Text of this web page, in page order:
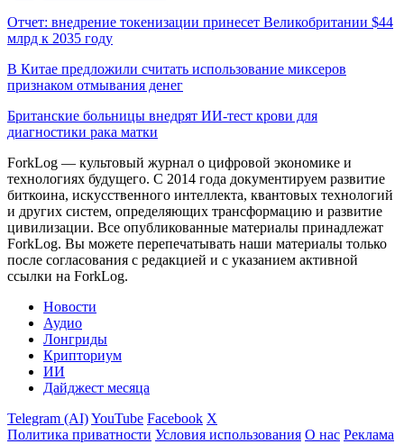
Отчет: внедрение токенизации принесет Великобритании $44
млрд к 2035 году
В Китае предложили считать использование миксеров
признаком отмывания денег
Британские больницы внедрят ИИ-тест крови для
диагностики рака матки
ForkLog — культовый журнал о цифровой экономике и
технологиях будущего. С 2014 года документируем развитие
биткоина, искусственного интеллекта, квантовых технологий
и других систем, определяющих трансформацию и развитие
цивилизации. Все опубликованные материалы принадлежат
ForkLog. Вы можете перепечатывать наши материалы только
после согласования с редакцией и с указанием активной
ссылки на ForkLog.
Новости
Аудио
Лонгриды
Крипториум
ИИ
Дайджест месяца
Telegram (AI)YouTube Facebook X
Политика приватности Условия использования О нас Реклама